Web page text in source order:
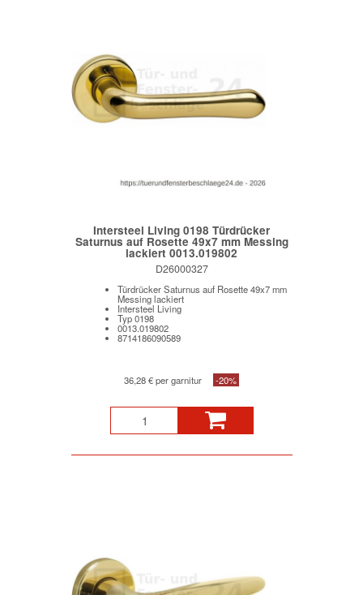
Intersteel Living 0198 Türdrücker
Saturnus auf Rosette 49x7 mm Messing
lackiert 0013.019802
D26000327
Türdrücker Saturnus auf Rosette 49x7 mm
Messing lackiert
Intersteel Living
Typ 0198
0013.019802
8714186090589
36,28 € per garnitur -20%